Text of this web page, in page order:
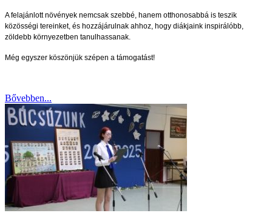
A felajánlott növények nemcsak szebbé, hanem otthonosabbá is teszik
közösségi tereinket, és hozzájárulnak ahhoz, hogy diákjaink inspirálóbb,
zöldebb környezetben tanulhassanak.
Még egyszer köszönjük szépen a támogatást!
Bővebben...